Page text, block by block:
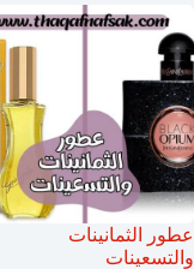
عطور الثمانينات
والتسعينات